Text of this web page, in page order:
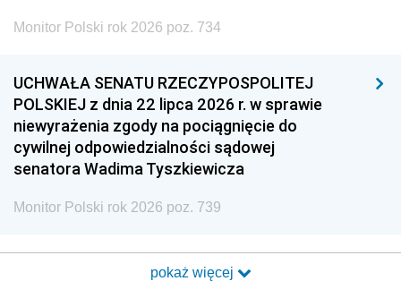
Monitor Polski rok 2026 poz. 734
UCHWAŁA SENATU RZECZYPOSPOLITEJ
POLSKIEJ z dnia 22 lipca 2026 r. w sprawie
niewyrażenia zgody na pociągnięcie do
cywilnej odpowiedzialności sądowej
senatora Wadima Tyszkiewicza
Monitor Polski rok 2026 poz. 739
pokaż więcej